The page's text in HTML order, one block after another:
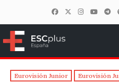
ESCplus España
Eurovisión Junior Eurovisión